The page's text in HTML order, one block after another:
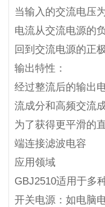
当输入的交流电压
电流从交流电源的
回到交流电源的正
输出特性：
经过整流后的输出
流成分和高频交流
为了获得更平滑的
端连接滤波电容
应用领域
GBJ2510适用于多
开关电源：如电脑